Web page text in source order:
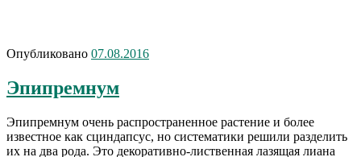
Опубликовано 07.08.2016
Эпипремнум
Эпипремнум очень распространенное растение и более
известное как сциндапсус, но систематики решили разделить
их на два рода. Это декоративно-лиственная лазящая лиана